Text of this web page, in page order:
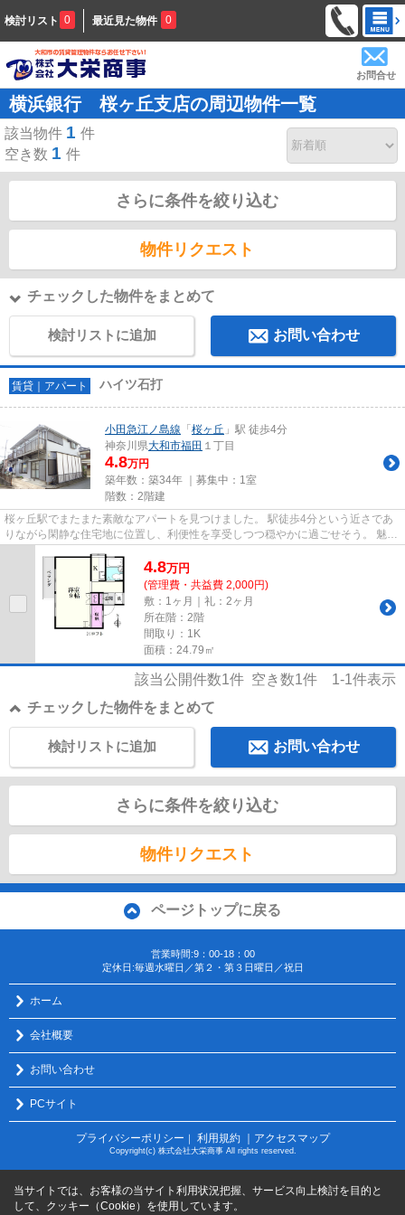
検討リスト 0 最近見た物件 0
お問合せ
横浜銀行 桜ヶ丘支店の周辺物件一覧
該当物件 1 件
空き数 1 件
さらに条件を絞り込む
物件リクエスト
チェックした物件をまとめて
検討リストに追加 お問い合わせ
賃貸｜アパート ハイツ石打
小田急江ノ島線 「 桜ヶ丘 」駅 徒歩4分
神奈川県大和市福田 １丁目
4.8万円
築年数：築34年 ｜募集中： 1室
階数：2階建
桜ヶ丘駅でまたまた素敵なアパートを見つけました。 駅徒歩4分という近さであ
りながら閑静な住宅地に位置し、利便性を享受しつつ穏やかに過ごせそう。 魅力
4.8万円
(管理費・共益費 2,000円)
敷：1ヶ月｜礼：2ヶ月
所在階：2階
間取り：1K
面積：24.79㎡
該当公開件数1件 空き数1件 1-1件表示
チェックした物件をまとめて
お問い合わせ
検討リストに追加
さらに条件を絞り込む
物件リクエスト
ページトップに戻る
営業時間:9：00-18：00
定休日:毎週水曜日／第２・第３日曜日／祝日
ホーム
会社概要
お問い合わせ
PCサイト
プライバシーポリシー ｜ 利用規約 ｜アクセスマップ
Copyright(c) 株式会社大栄商事 All rights reserved.
当サイトでは、お客様の当サイト利用状況把握、サービス向上検討を目的と
して、クッキー（Cookie）を使用しています。